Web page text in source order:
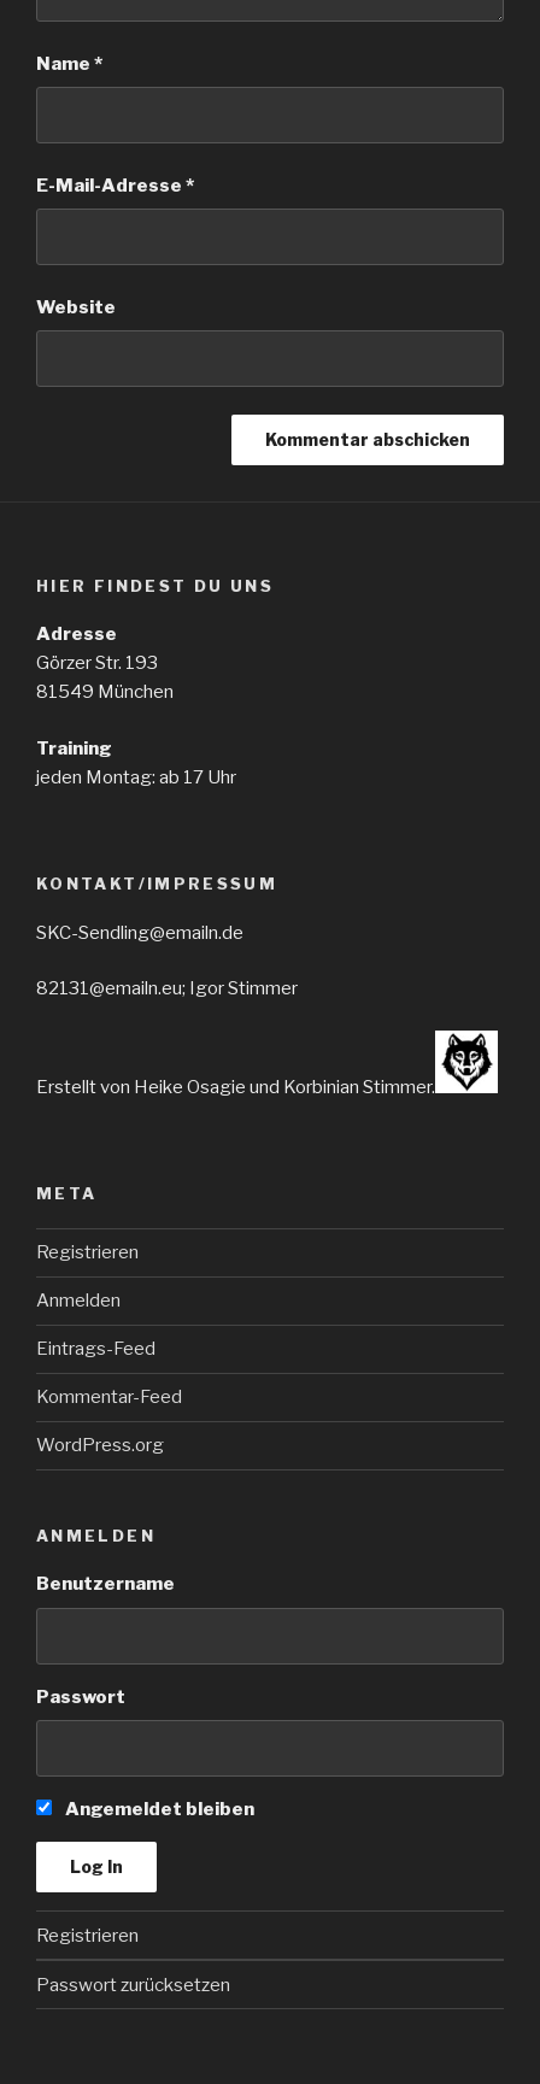
Name *
E-Mail-Adresse *
Website
HIER FINDEST DU UNS
Adresse
Görzer Str. 193
81549 München
Training
jeden Montag: ab 17 Uhr
KONTAKT/IMPRESSUM
SKC-Sendling@emailn.de
82131@emailn.eu; Igor Stimmer
Erstellt von Heike Osagie und Korbinian Stimmer.
META
Registrieren
Anmelden
Eintrags-Feed
Kommentar-Feed
WordPress.org
ANMELDEN
Benutzername
Passwort
Angemeldet bleiben
Registrieren
Passwort zurücksetzen